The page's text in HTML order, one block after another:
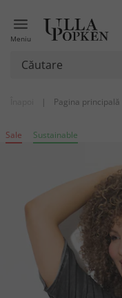
Meniu
| Pagina principală
Sale Sustainable